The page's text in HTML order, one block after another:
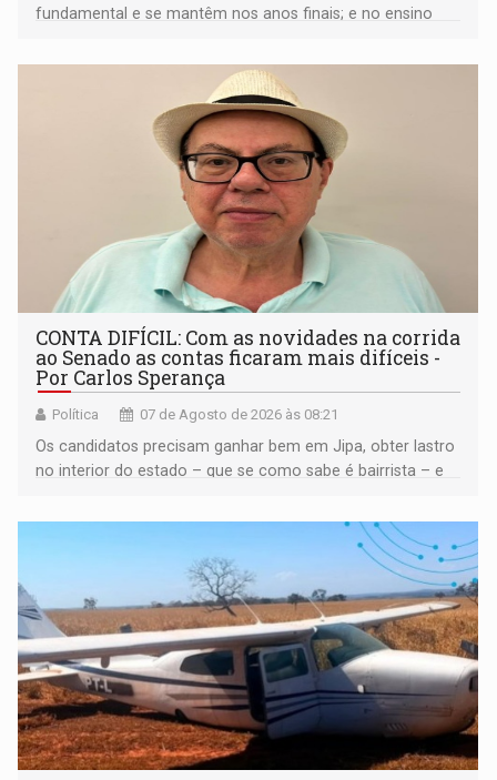
fundamental e se mantêm nos anos finais; e no ensino
CONTA DIFÍCIL: Com as novidades na corrida
ao Senado as contas ficaram mais difíceis -
Por Carlos Sperança
Política 07 de Agosto de 2026 às 08:21
Os candidatos precisam ganhar bem em Jipa, obter lastro
no interior do estado – que se como sabe é bairrista – e
garantir